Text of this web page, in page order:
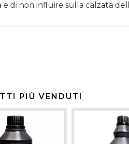
e di non influire sulla calzata
PIÙ VENDUTI